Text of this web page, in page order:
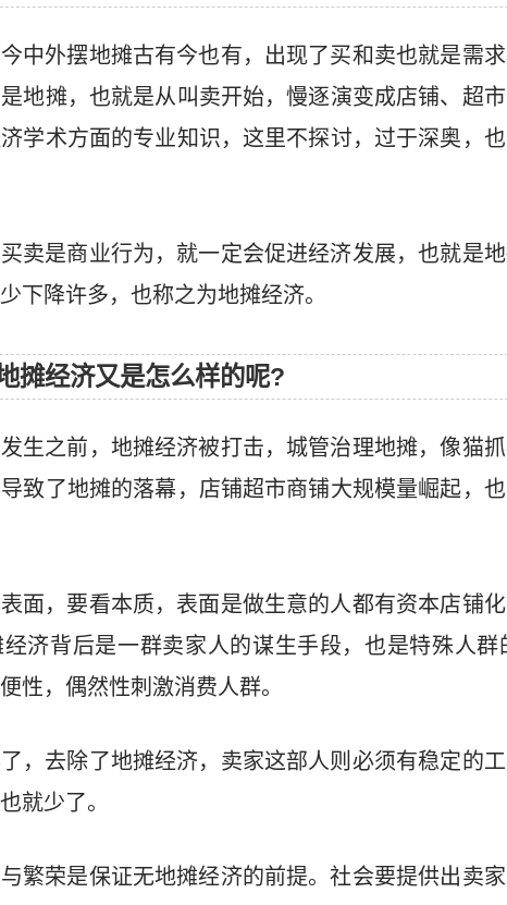
中外摆地摊古有今也有，出现了买和卖也就是需
地摊，也就是从叫卖开始，慢逐演变成店铺、超
学术方面的专业知识，这里不探讨，过于深奥，
卖是商业行为，就一定会促进经济发展，也就是
下降许多，也称之为地摊经济。
摊经济又是怎么样的呢?
生之前，地摊经济被打击，城管治理地摊，像猫
致了地摊的落幕，店铺超市商铺大规模量崛起，
面，要看本质，表面是做生意的人都有资本店铺
济背后是一群卖家人的谋生手段，也是特殊人
性，偶然性刺激消费人群。
，去除了地摊经济，卖家这部人则必须有稳定的
就少了。
繁荣是保证无地摊经济的前提。社会要提供出卖